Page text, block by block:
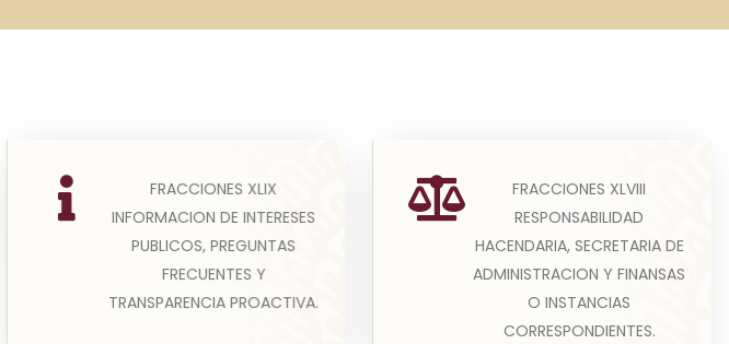
FRACCIONES XLIX
INFORMACION DE INTERESES
PUBLICOS, PREGUNTAS
FRECUENTES Y
TRANSPARENCIA PROACTIVA.
(A) En esta fracción los sujetos
obligados publicarán
información que favorezca el co...
Leer más
FRACCIONES XLVIII
RESPONSABILIDAD
HACENDARIA, SECRETARIA DE
ADMINISTRACION Y FINANSAS
O INSTANCIAS
CORRESPONDIENTES.
(A) En esta fracción los sujetos
obligados publicarán
información que favorezca el co...
Leer más